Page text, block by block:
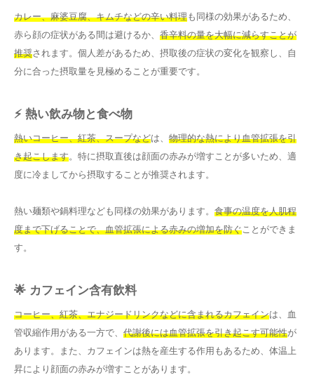
カレー、麻婆豆腐、キムチなどの辛い料理も同様の効果があるため、
赤ら顔の症状がある間は避けるか、 香辛料の量を大幅に減らすことが
推奨されます。個人差があるため、摂取後の症状の変化を観察し、自
分に合った摂取量を見極めることが重要です。
⚡ 熱い飲み物と食べ物
熱いコーヒー、紅茶、スープなどは、 物理的な熱により血管拡張を引
き起こします。特に摂取直後は顔面の赤みが増すことが多いため、適
度に冷ましてから摂取することが推奨されます。
熱い麺類や鍋料理なども同様の効果があります。 食事の温度を人肌程
度まで下げることで、血管拡張による赤みの増加を防ぐ ことができま
す。
🌟 カフェイン含有飲料
コーヒー、紅茶、エナジードリンクなどに含まれるカフェインは、血
管収縮作用がある一方で、 代謝後には血管拡張を引き起こす可能性が
あります。また、カフェインは熱を産生する作用もあるため、体温上
昇により顔面の赤みが増すことがあります。